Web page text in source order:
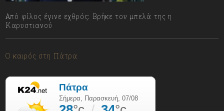
Από φίλος έγινε εχθρός: Βρήκε τον μπελά της η
Καρυστιανού
Ο καιρός στη Πάτρα